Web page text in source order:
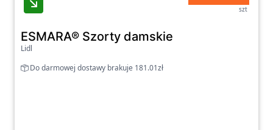
szt
ESMARA® Szorty damskie
Lidl
Do darmowej dostawy brakuje 181.01zł